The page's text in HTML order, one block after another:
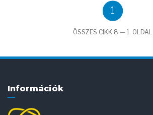
1
ÖSSZES CIKK 8 — 1. OLDAL
Információk